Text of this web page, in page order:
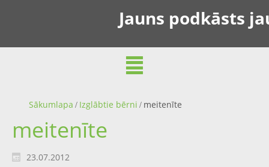
Jauns podkāsts
Sākumlapa Izglābtie bērni meitenīte
meitenīte
23.07.2012